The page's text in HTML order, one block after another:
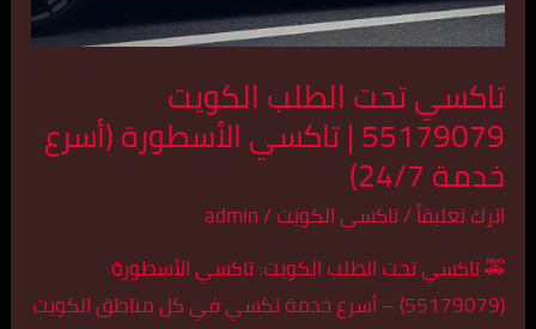
تاكسي تحت الطلب الكويت
55179079 | تاكسي الأسطورة (أسرع
خدمة 24/7)
اترك تعليقاً/تاكسي الكويت/
admin
🚕 تاكسي تحت الطلب الكويت: تاكسي الأسطورة
(55179079) – أسرع خدمة تكسي في كل مناطق الكويت